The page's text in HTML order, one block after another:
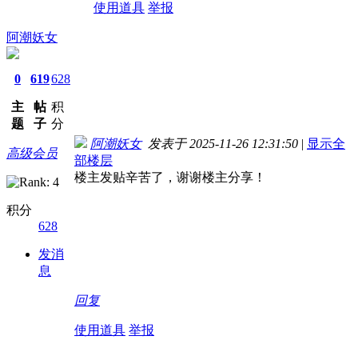
使用道具 举报
阿潮妖女
0
主
题
619
帖
子
628
积
分
高级会员
积分
628
发消
息
阿潮妖女发表于 2025-11-26 12:31:50 | 显示全
部楼层
楼主发贴辛苦了，谢谢楼主分享！
回复
使用道具 举报